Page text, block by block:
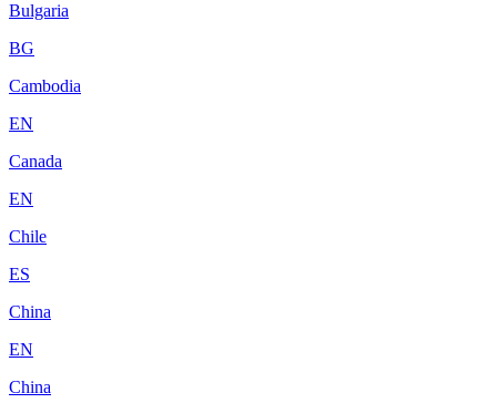
Bulgaria
BG
Cambodia
EN
Canada
EN
Chile
ES
China
EN
China